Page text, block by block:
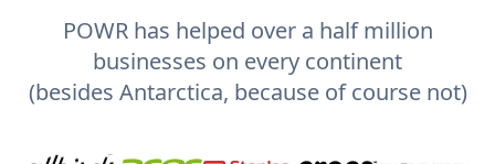
POWR has helped over a half million
businesses on every continent
(besides Antarctica, because of course not)